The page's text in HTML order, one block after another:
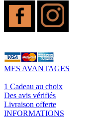
MES AVANTAGES
1 Cadeau au choix
Des avis vérifiés
Livraison offerte
INFORMATIONS